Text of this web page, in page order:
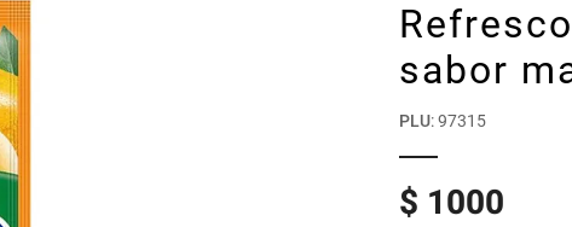
sabor
PLU:97315
$ 1000